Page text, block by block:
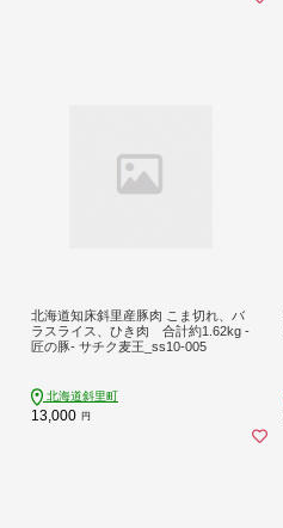
北海道知床斜里産豚肉 こま切れ、バ
ラスライス、ひき肉 合計約1.62kg -
匠の豚- サチク麦王_ss10-005
北海道斜里町
13,000 円